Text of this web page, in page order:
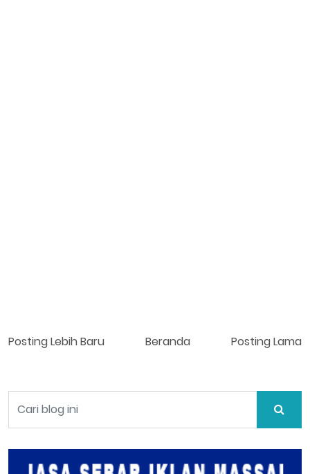
Posting Lebih Baru Posting Lama
Beranda